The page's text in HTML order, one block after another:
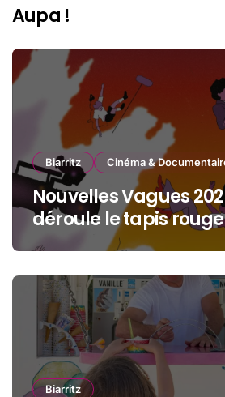
Aupa !
Biarritz Cinéma &
Nouvelles Vagues
déroule le tapis
océan, jeunesse et
Biarritz